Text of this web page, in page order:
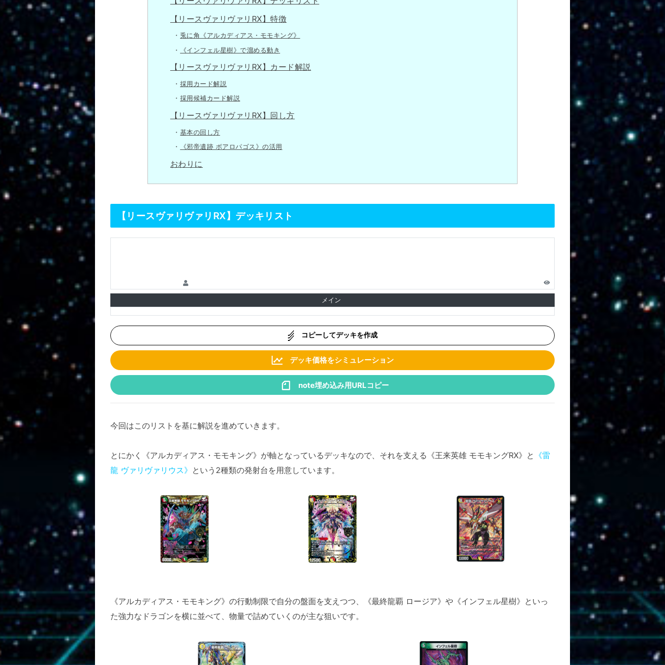
【リースヴァリヴァリRX】特徴
兎に角《アルカディアス・モモキング》
《インフェル星樹》で溜める動き
【リースヴァリヴァリRX】カード解説
採用カード解説
採用候補カード解説
【リースヴァリヴァリRX】回し方
基本の回し方
《邪帝遺跡 ボアロパゴス》の活用
おわりに
【リースヴァリヴァリRX】デッキリスト
メイン
コピーしてデッキを作成
デッキ価格をシミュレーション
note埋め込み用URLコピー
今回はこのリストを基に解説を進めていきます。
とにかく《アルカディアス・モモキング》が軸となっているデッキなので、それを支える《王来英雄 モモキングRX》と 《雷
龍 ヴァリヴァリウス》 という2種類の発射台を用意しています。
《アルカディアス・モモキング》の行動制限で自分の盤面を支えつつ、《最終龍覇 ロージア》や《インフェル星樹》といっ
た強力なドラゴンを横に並べて、物量で詰めていくのが主な狙いです。